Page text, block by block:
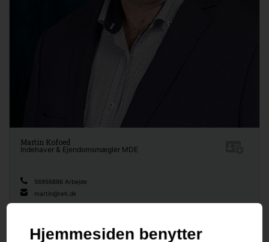
Martin Kofoed
Indehaver & Ejendomsmægler MDE
56956886 Arbejde
martin@reh.dk
Bestil vurdering